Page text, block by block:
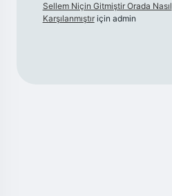
Sellem Niçin Gitmiştir Orada Nasıl
Karşılanmıştıriçin admin